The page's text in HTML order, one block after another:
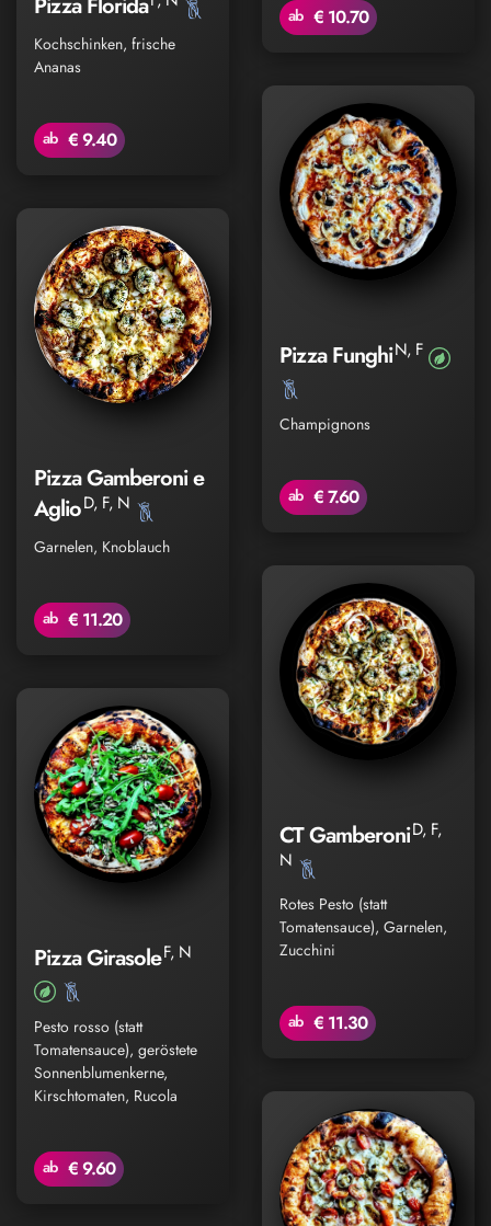
ab € 10.70
Kochschinken, frische
Ananas
ab € 9.40
Pizza FunghiN, F
Champignons
ab € 7.60
Pizza Gamberoni e
AglioD, F, N
Garnelen, Knoblauch
ab € 11.20
CT GamberoniD, F,
N
Rotes Pesto (statt
Tomatensauce), Garnelen,
Zucchini
ab € 11.30
Pizza GirasoleF, N
Pesto rosso (statt
Tomatensauce), geröstete
Sonnenblumenkerne,
Kirschtomaten, Rucola
ab € 9.60